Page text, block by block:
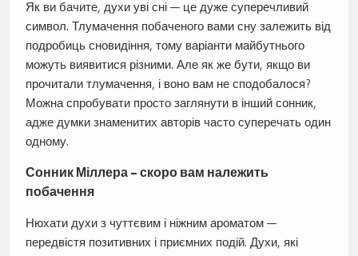
Як ви бачите, духи уві сні — це дуже суперечливий
символ. Тлумачення побаченого вами сну залежить від
подробиць сновидіння, тому варіанти майбутнього
можуть виявитися різними. Але як же бути, якщо ви
прочитали тлумачення, і воно вам не сподобалося?
Можна спробувати просто заглянути в інший сонник,
адже думки знаменитих авторів часто суперечать один
одному.
Сонник Міллера – скоро вам належить
побачення
Нюхати духи з чуттєвим і ніжним ароматом —
передвістя позитивних і приємних подій. Духи, які